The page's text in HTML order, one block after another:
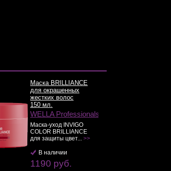
Маска BRILLIANCE
для окрашенных
жестких волос
150 мл.
WELLA Professionals
Маска-уход INVIGO
COLOR BRILLIANCE
для защиты цвет... >>
В наличии
1190 руб.